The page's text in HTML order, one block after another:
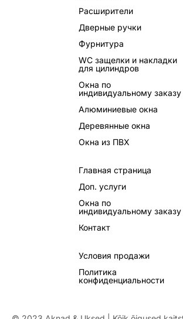
Расширители
Дверные ручки
Фурнитура
WC защелки и накладки
для цилиндров
Окна по
индивидуальному заказу
Алюминиевые окна
Деревянные окна
Окна из ПВХ
Главная страница
Доп. услуги
Окна по
индивидуальному заказу
Контакт
Условия продажи
Политика
конфиденциальности